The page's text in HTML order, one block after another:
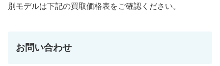
別モデルは下記の買取価格表をご確認ください。
お問い合わせ